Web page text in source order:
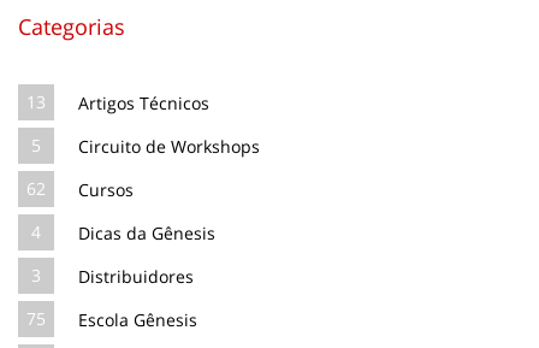
Categorias
13
Artigos Técnicos
5
Circuito de Workshops
62
Cursos
4
Dicas da Gênesis
3
Distribuidores
75
Escola Gênesis